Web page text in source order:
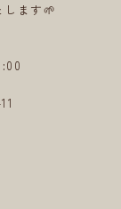
します🌱